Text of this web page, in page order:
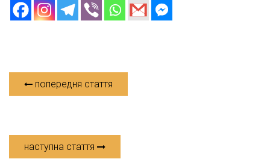
попередня стаття
наступна стаття